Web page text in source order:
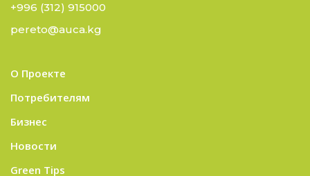
+996 (312) 915000
pereto@auca.kg
О Проекте
Потребителям
Бизнес
Новости
Green Tips